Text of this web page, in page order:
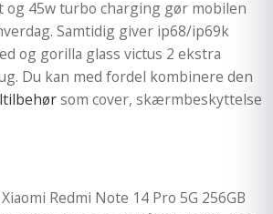
og 45w turbo charging gør mobilen
Samtidig giver ip68/ip69k
og gorilla glass victus 2 ekstra
Du kan med fordel kombinere den
som cover, skærmbeskyttelse
Redmi Note 14 Pro 5G 256GB